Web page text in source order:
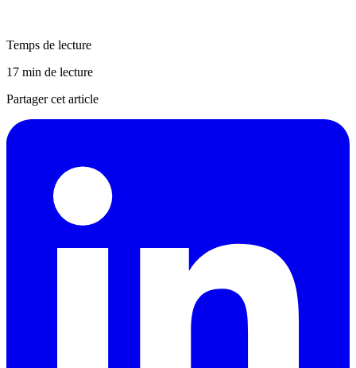
Temps de lecture
17 min de lecture
Partager cet article